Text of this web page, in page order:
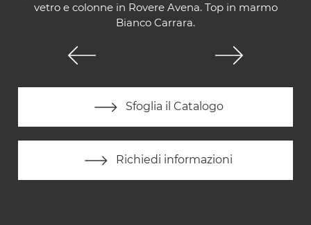
vetro e colonne in Rovere Avena. Top in marmo
Bianco Carrara.
Sfoglia il Catalogo
Richiedi informazioni